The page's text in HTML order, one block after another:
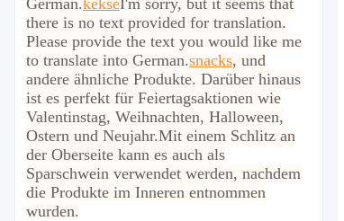
German.kekseI'm sorry, but it seems that
there is no text provided for translation.
Please provide the text you would like me
to translate into German.snacks, und
andere ähnliche Produkte. Darüber hinaus
ist es perfekt für Feiertagsaktionen wie
Valentinstag, Weihnachten, Halloween,
Ostern und Neujahr.Mit einem Schlitz an
der Oberseite kann es auch als
Sparschwein verwendet werden, nachdem
die Produkte im Inneren entnommen
wurden.